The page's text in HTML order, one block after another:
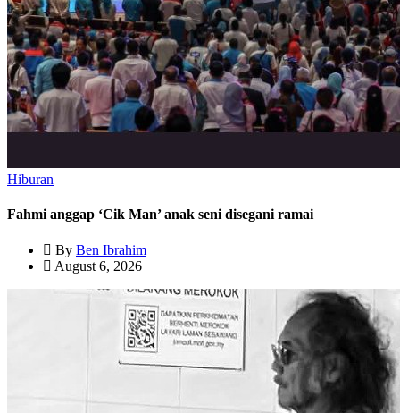
Hiburan
Fahmi anggap ‘Cik Man’ anak seni disegani ramai
By Ben Ibrahim
August 6, 2026